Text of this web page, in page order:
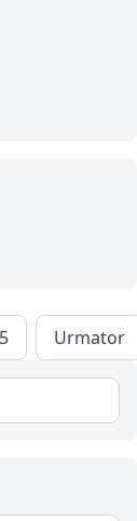
5 Urmator